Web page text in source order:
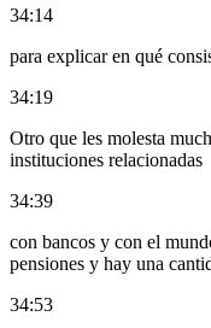
34:14
para explicar en qué
34:19
Otro que les molesta
instituciones relacionadas
34:39
con bancos y con el
pensiones y hay una
34:53